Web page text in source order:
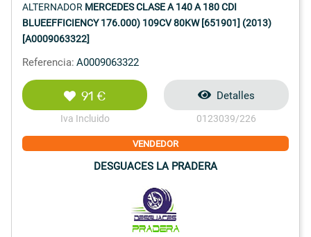
ALTERNADOR MERCEDES CLASE A 140 A 180 CDI
BLUEEFFICIENCY 176.000) 109CV 80KW [651901] (2013)
[A0009063322]
Referencia: A0009063322
91 €
Iva Incluido
Detalles
0123039/226
VENDEDOR
DESGUACES LA PRADERA